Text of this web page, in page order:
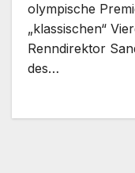
olympische
„klassischen“
Renndirektor
des…